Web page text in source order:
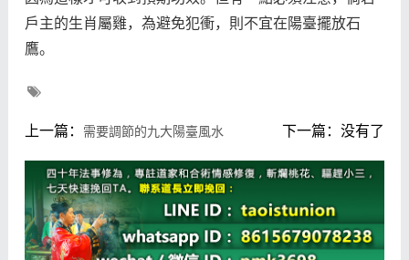
戶主的生肖屬雞，為避免犯衝，則不宜在陽臺擺放石
鷹。
上一篇： 需要調節的九大陽臺風水 下一篇：没有了